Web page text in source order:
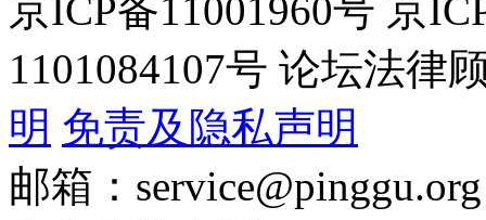
京ICP备11001960号 京
1101084107号 论坛法律
明 免责及隐私声明
邮箱：service@pinggu.org